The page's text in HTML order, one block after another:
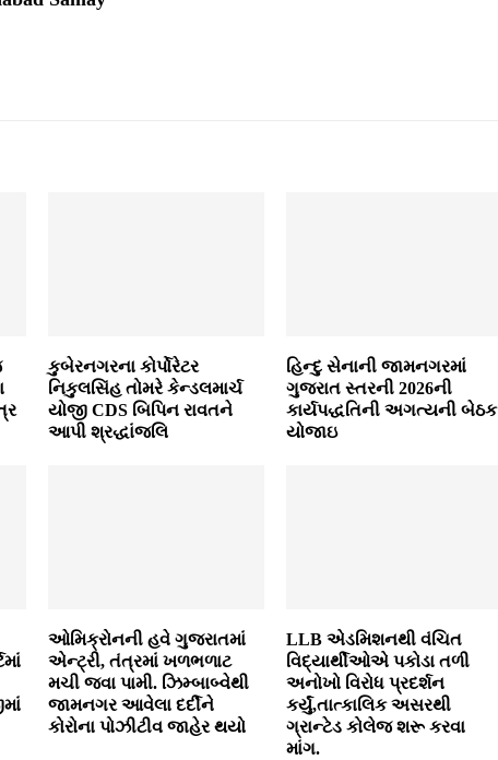
કુબેરનગરના કોર્પોરેટર
નિકુલસિંહ તોમરે કેન્ડલમાર્ચ
યોજી CDS બિપિન રાવતને
આપી શ્રદ્ધાંજલિ
હિન્દુ સેનાની જામનગરમાં
ગુજરાત સ્તરની 2026ની
કાર્યપદ્ધતિની અગત્યની બેઠક
યોજાઇ
ઓમિક્રોનની હવે ગુજરાતમાં
એન્ટ્રી, તંત્રમાં ખળભળાટ
મચી જવા પામી. ઝિમ્બાબ્વેથી
જામનગર આવેલા દર્દીને
કોરોના પોઝીટીવ જાહેર થયો
LLB એડમિશનથી વંચિત
વિદ્યાર્થીઓએ પકોડા તળી
અનોખો વિરોધ પ્રદર્શન
કર્યું,તાત્કાલિક અસરથી
ગ્રાન્ટેડ કોલેજ શરૂ કરવા
માંગ.